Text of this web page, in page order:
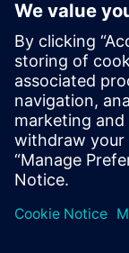
Feltételek
Biometrikus
Hálózati
LAN kapcsolat
Hitelesítési